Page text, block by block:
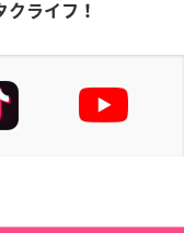
クライフ！